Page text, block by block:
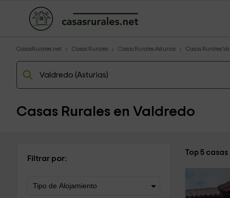
CasasRurales.net Casas Rurales Casas Rurales Asturias Casas Rurales
Casas Rurales en Valdredo
Filtrar por:
Top 5